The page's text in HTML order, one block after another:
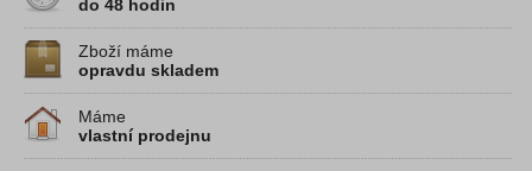
do 48 hodin
Zboží máme
opravdu skladem
Máme
vlastní prodejnu